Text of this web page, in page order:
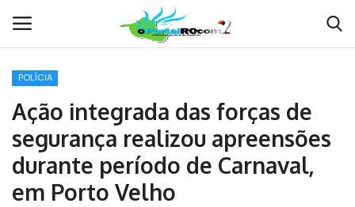
Home
POLÍTICA
POLÍCIA
Ação integrada das forças de
segurança realizou apreensões
durante período de Carnaval,
em Porto Velho